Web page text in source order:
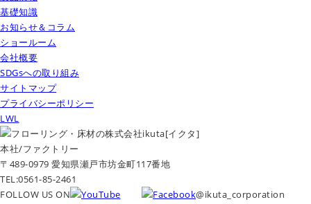
基礎知識
お知らせ＆コラム
ショールーム
会社概要
SDGsへの取り組み
サイトマップ
プライバシーポリシー
LWL
本社/ファクトリー
〒489-0979 愛知県瀬戸市坊金町117番地
TEL:0561-85-2461
FOLLOW US ON
@ikuta_corporation